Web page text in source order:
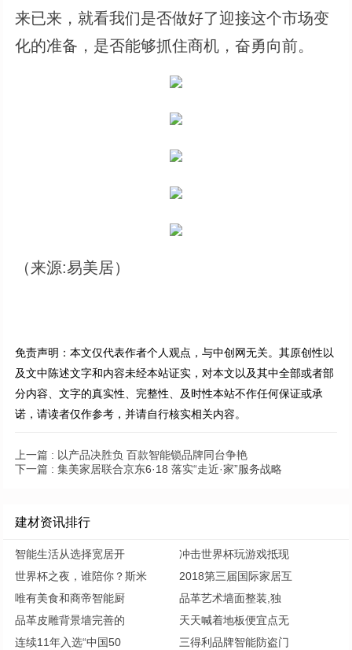
来已来，就看我们是否做好了迎接这个市场变
化的准备，是否能够抓住商机，奋勇向前。
（来源:易美居）
免责声明：本文仅代表作者个人观点，与中创网无关。其原创性以
及文中陈述文字和内容未经本站证实，对本文以及其中全部或者部
分内容、文字的真实性、完整性、及时性本站不作任何保证或承
诺，请读者仅作参考，并请自行核实相关内容。
上一篇 : 以产品决胜负 百款智能锁品牌同台争艳
下一篇 : 集美家居联合京东6·18 落实“走近·家”服务战略
建材资讯排行
智能生活从选择宽居开
冲击世界杯玩游戏抵现
世界杯之夜，谁陪你？斯米
2018第三届国际家居互
唯有美食和商帝智能厨
品革艺术墙面整装,独
品革皮雕背景墙完善的
天天喊着地板便宜点无
连续11年入选“中国50
三得利品牌智能防盗门